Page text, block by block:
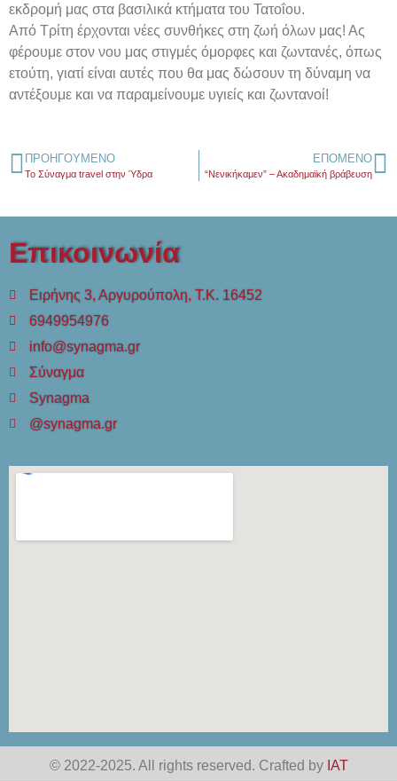
εκδρομή μας στα βασιλικά κτήματα του Τατοΐου.
Από Τρίτη έρχονται νέες συνθήκες στη ζωή όλων μας! Ας
φέρουμε στον νου μας στιγμές όμορφες και ζωντανές, όπως
ετούτη, γιατί είναι αυτές που θα μας δώσουν τη δύναμη να
αντέξουμε και να παραμείνουμε υγιείς και ζωντανοί!
ΠΡΟΗΓΟΎΜΕΝΟ
Το Σύναγμα travel στην Ύδρα
ΕΠΌΜΕΝΟ
“Νενικήκαμεν” – Ακαδημαϊκή βράβευση
Επικοινωνία
Ειρήνης 3, Αργυρούπολη, Τ.Κ. 16452
6949954976
info@synagma.gr
Σύναγμα
Synagma
@synagma.gr
© 2022-2025. All rights reserved. Crafted by IAT